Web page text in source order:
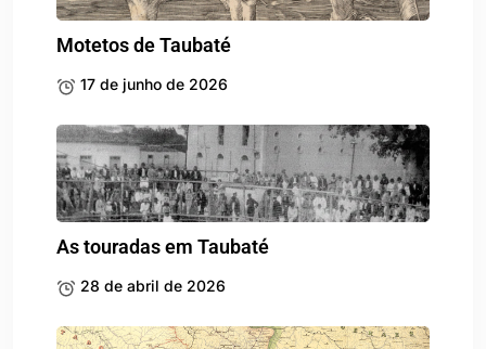
Motetos de Taubaté
17 de junho de 2026
As touradas em Taubaté
28 de abril de 2026